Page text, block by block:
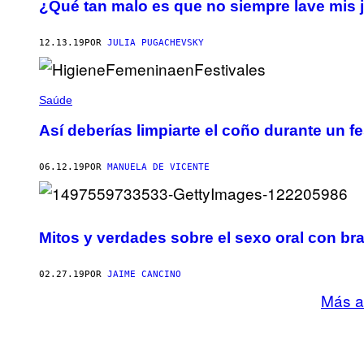
¿Qué tan malo es que no siempre lave
12.13.19POR JULIA PUGACHEVSKY
Saúde
Así deberías limpiarte el coño durante un
06.12.19 POR MANUELA DE VICENTE
Mitos y verdades sobre el sexo oral con
02.27.19POR JAIME CANCINO
Más